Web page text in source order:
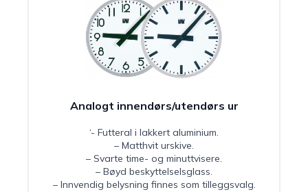
Analogt innendørs/utendørs ur
‘- Futteral i lakkert aluminium.
– Matthvit urskive.
– Svarte time- og minuttvisere.
– Bøyd beskyttelselsglass.
– Innvendig belysning finnes som tilleggsvalg.